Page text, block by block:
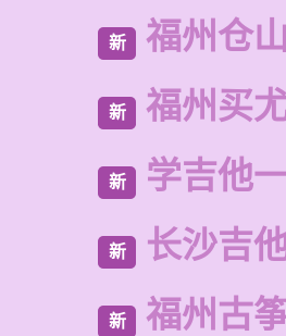
新 福州仓
新 福州买
新 学吉他
新 长沙吉
新 福州古